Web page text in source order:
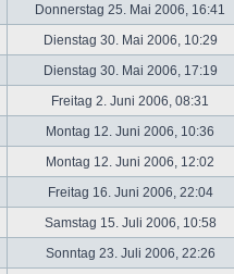
Donnerstag 25. Mai 2006, 16:41
Dienstag 30. Mai 2006, 10:29
Dienstag 30. Mai 2006, 17:19
Freitag 2. Juni 2006, 08:31
Montag 12. Juni 2006, 10:36
Montag 12. Juni 2006, 12:02
Freitag 16. Juni 2006, 22:04
Samstag 15. Juli 2006, 10:58
Sonntag 23. Juli 2006, 22:26